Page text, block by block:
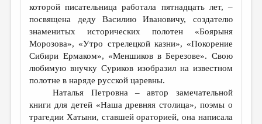
которой писательница работала пятнадцать лет, –
посвящена деду Василию Ивановичу, создателю
знаменитых исторических полотен «Боярыня
Морозова», «Утро стрелецкой казни», «Покорение
Сибири Ермаком», «Меншиков в Березове». Свою
любимую внучку Суриков изобразил на известном
полотне в наряде русской царевны.
Наталья Петровна – автор замечательной
книги для детей «Наша древняя столица», поэмы о
трагедии Хатыни, ставшей ораторией, она написала